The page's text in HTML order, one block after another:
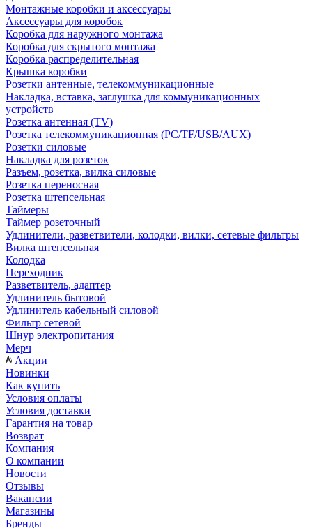
Монтажные коробки и аксессуары
Аксессуары для коробок
Коробка для наружного монтажа
Коробка для скрытого монтажа
Коробка распределительная
Крышка коробки
Розетки антенные, телекоммуникационные
Накладка, вставка, заглушка для коммуникационных
устройств
Розетка антенная (TV)
Розетка телекоммуникационная (PC/TF/USB/AUX)
Розетки силовые
Накладка для розеток
Разъем, розетка, вилка силовые
Розетка переносная
Розетка штепсельная
Таймеры
Таймер розеточный
Удлинители, разветвители, колодки, вилки, сетевые фильтры
Вилка штепсельная
Колодка
Переходник
Разветвитель, адаптер
Удлинитель бытовой
Удлинитель кабельный силовой
Фильтр сетевой
Шнур электропитания
Мерч
Акции
Новинки
Как купить
Условия оплаты
Условия доставки
Гарантия на товар
Возврат
Компания
О компании
Новости
Отзывы
Вакансии
Магазины
Бренды